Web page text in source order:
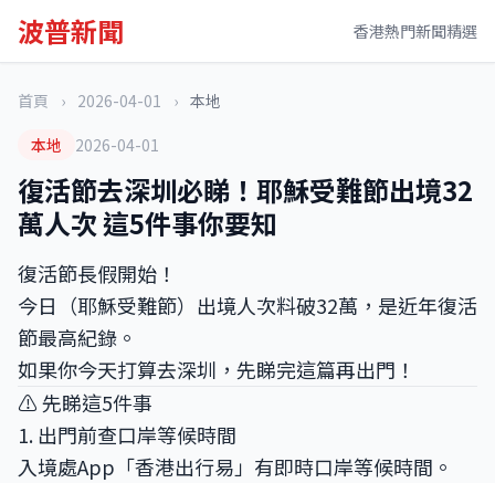
波普新聞 香港熱門新聞精選
首頁 › 2026-04-01 › 本地
本地
2026-04-01
復活節去深圳必睇！耶穌受難節出境32
萬人次 這5件事你要知
復活節長假開始！
今日（耶穌受難節）出境人次料破32萬，是近年復活
節最高紀錄。
如果你今天打算去深圳，先睇完這篇再出門！
⚠️ 先睇這5件事
1. 出門前查口岸等候時間
入境處App「香港出行易」有即時口岸等候時間。